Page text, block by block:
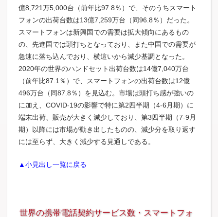
億8,721万5,000台（前年比97.8％）で、そのうちスマート
フォンの出荷台数は13億7,259万台（同96.8％）だった。
スマートフォンは新興国での需要は拡大傾向にあるもの
の、先進国では頭打ちとなっており、また中国での需要が
急速に落ち込んでおり、横這いから減少基調となった。
2020年の世界のハンドセット出荷台数は14億7,040万台
（前年比87.1％）で、スマートフォンの出荷台数は12億
496万台（同87.8％）を見込む。市場は頭打ち感が強いの
に加え、COVID-19の影響で特に第2四半期（4-6月期）に
端末出荷、販売が大きく減少しており、第3四半期（7-9月
期）以降には市場が動き出したものの、減少分を取り返す
には至らず、大きく減少する見通しである。
▲小見出し一覧に戻る
世界の携帯電話契約サービス数・スマートフォ